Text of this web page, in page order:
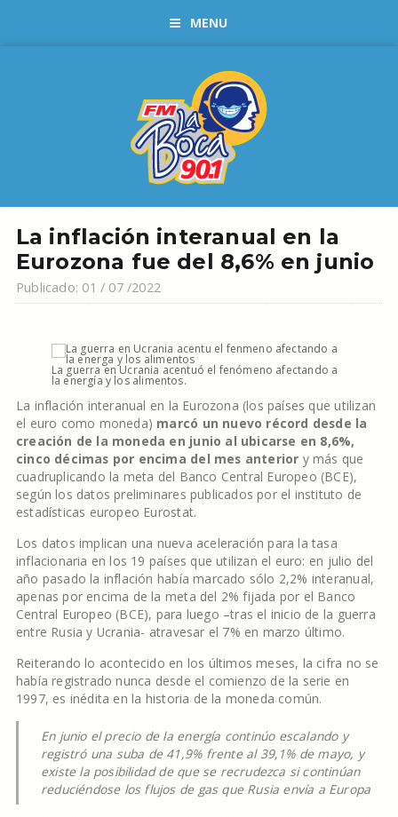
MENU
La inflación interanual en la
Eurozona fue del 8,6% en junio
Publicado: 01 / 07 /2022
La guerra en Ucrania acentuó el fenómeno afectando a
la energía y los alimentos.
La inflación interanual en la Eurozona (los países que utilizan
el euro como moneda) marcó un nuevo récord desde la
creación de la moneda en junio al ubicarse en 8,6%,
cinco décimas por encima del mes anterior y más que
cuadruplicando la meta del Banco Central Europeo (BCE),
según los datos preliminares publicados por el instituto de
estadísticas europeo Eurostat.
Los datos implican una nueva aceleración para la tasa
inflacionaria en los 19 países que utilizan el euro: en julio del
año pasado la inflación había marcado sólo 2,2% interanual,
apenas por encima de la meta del 2% fijada por el Banco
Central Europeo (BCE), para luego –tras el inicio de la guerra
entre Rusia y Ucrania- atravesar el 7% en marzo último.
Reiterando lo acontecido en los últimos meses, la cifra no se
había registrado nunca desde el comienzo de la serie en
1997, es inédita en la historia de la moneda común.
En junio el precio de la energía continúo escalando y
registró una suba de 41,9% frente al 39,1% de mayo, y
existe la posibilidad de que se recrudezca si continúan
reduciéndose los flujos de gas que Rusia envía a Europa